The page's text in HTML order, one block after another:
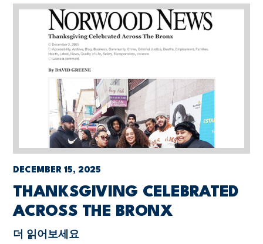
DECEMBER 15, 2025
THANKSGIVING CELEBRATED
ACROSS THE BRONX
더 읽어보세요